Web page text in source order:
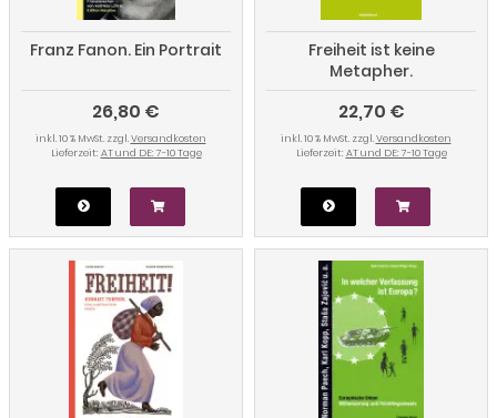
Franz Fanon. Ein Portrait
26,80 €
inkl. 10 % MwSt. zzgl.Versandkosten
Lieferzeit: AT und DE: 7-10 Tage
Freiheit ist keine
Metapher.
Antisemitismus,
Migration, Rassismus,
Religionskritik
22,70 €
inkl. 10 % MwSt. zzgl.Versandkosten
Lieferzeit: AT und DE: 7-10 Tage